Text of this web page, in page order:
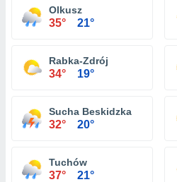
Olkusz
35° 21°
Rabka-Zdrój
34° 19°
Sucha Beskidzka
32° 20°
Tuchów
37° 21°